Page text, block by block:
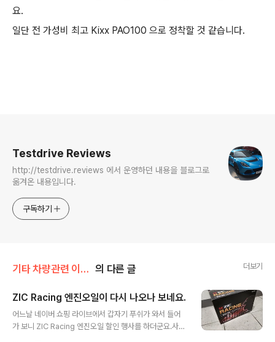
요.
일단 전 가성비 최고 Kixx PAO100 으로 정착할 것 같습니다.
Testdrive Reviews
http://testdrive.reviews 에서 운영하던 내용을 블로그로
옮겨온 내용입니다.
구독하기
기타 차량관련 이야기 의 다른 글 더보기
ZIC Racing 엔진오일이 다시 나오나 보네요.
어느날 네이버 쇼핑 라이브에서 갑자기 푸쉬가 와서 들어
가 보니 ZIC Racing 엔진오일 할인 행사를 하더군요.사실